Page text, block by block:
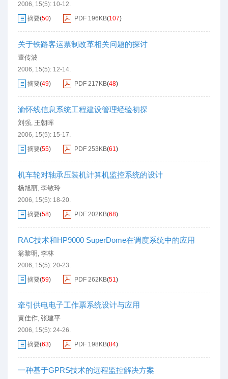
2006, 15(5): 10-12.
摘要(50) PDF 196KB(107)
关于铁路客运票制改革相关问题的探讨
董传波
2006, 15(5): 12-14.
摘要(49) PDF 217KB(48)
渝怀线信息系统工程建设管理经验初探
刘强, 王朝晖
2006, 15(5): 15-17.
摘要(55) PDF 253KB(61)
机车轮对轴承压装机计算机监控系统的设计
杨旭丽 李敏玲
2006, 15(5): 18-20.
摘要(58) PDF 202KB(68)
RAC技术和HP9000 SuperDome在调度系统中的应用
翁黎明 李林
2006, 15(5): 20-23.
摘要(59) PDF 262KB(51 )
牵引供电电子工作票系统设计与应用
黄佳作, 张建平
2006, 15(5): 24-26.
摘要(63) PDF 198KB(84)
一种基于GPRS技术的远程监控解决方案